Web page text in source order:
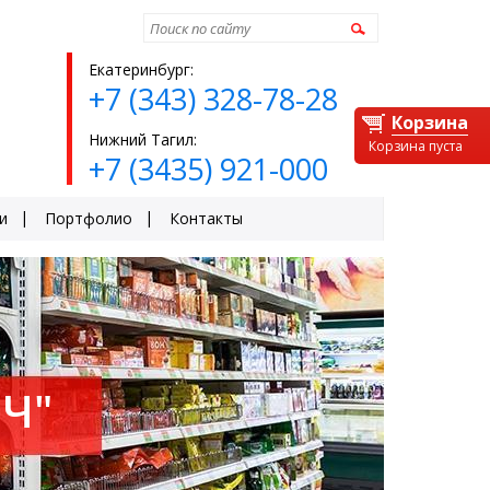
Екатеринбург:
+7 (343) 328-78-28
Нижний Тагил:
+7 (3435) 921-000
Портфолио Контакты
Корзина
Корзина пуста